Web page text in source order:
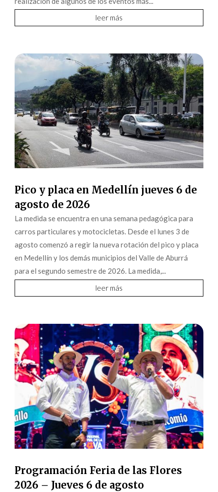
leer más
Pico y placa en Medellín jueves 6 de
agosto de 2026
La medida se encuentra en una semana pedagógica para
carros particulares y motocicletas. Desde el lunes 3 de
agosto comenzó a regir la nueva rotación del pico y placa
en Medellín y los demás municipios del Valle de Aburrá
para el segundo semestre de 2026. La medida,...
leer más
Programación Feria de las Flores
2026 – Jueves 6 de agosto